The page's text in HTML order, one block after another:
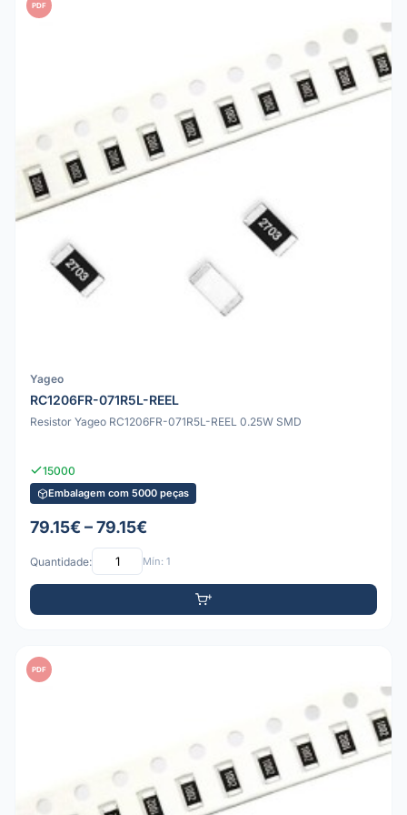
PDF
Yageo
RC1206FR-071R5L-REEL
Resistor Yageo RC1206FR-071R5L-REEL 0.25W SMD
15000
Embalagem com 5000 peças
79.15€ – 79.15€
Quantidade: Mín: 1
PDF